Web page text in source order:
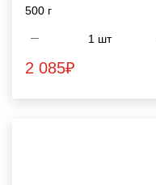
500 г
2 085₽